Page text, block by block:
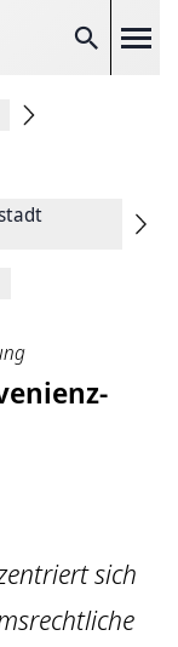
Suche
sich